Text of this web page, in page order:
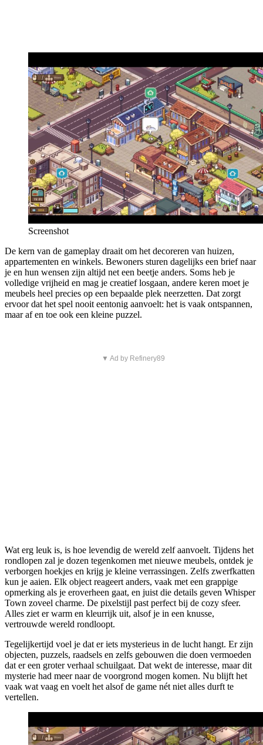
Screenshot
De kern van de gameplay draait om het decoreren van huizen,
appartementen en winkels. Bewoners sturen dagelijks een brief naar
je en hun wensen zijn altijd net een beetje anders. Soms heb je
volledige vrijheid en mag je creatief losgaan, andere keren moet je
meubels heel precies op een bepaalde plek neerzetten. Dat zorgt
ervoor dat het spel nooit eentonig aanvoelt: het is vaak ontspannen,
maar af en toe ook een kleine puzzel.
▼ Ad by Refinery89
Wat erg leuk is, is hoe levendig de wereld zelf aanvoelt. Tijdens het
rondlopen zal je dozen tegenkomen met nieuwe meubels, ontdek je
verborgen hoekjes en krijg je kleine verrassingen. Zelfs zwerfkatten
kun je aaien. Elk object reageert anders, vaak met een grappige
opmerking als je eroverheen gaat, en juist die details geven Whisper
Town zoveel charme. De pixelstijl past perfect bij de cozy sfeer.
Alles ziet er warm en kleurrijk uit, alsof je in een knusse,
vertrouwde wereld rondloopt.
Tegelijkertijd voel je dat er iets mysterieus in de lucht hangt. Er zijn
objecten, puzzels, raadsels en zelfs gebouwen die doen vermoeden
dat er een groter verhaal schuilgaat. Dat wekt de interesse, maar dit
mysterie had meer naar de voorgrond mogen komen. Nu blijft het
vaak wat vaag en voelt het alsof de game nét niet alles durft te
vertellen.